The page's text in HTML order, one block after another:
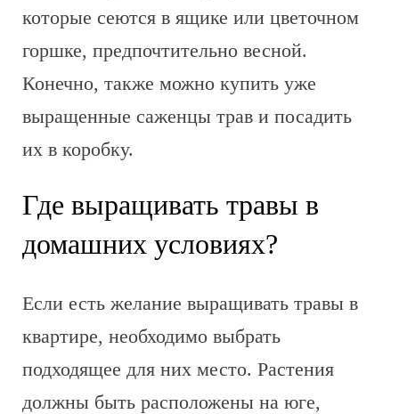
которые сеются в ящике или цветочном
горшке, предпочтительно весной.
Конечно, также можно купить уже
выращенные саженцы трав и посадить
их в коробку.
Где выращивать травы в
домашних условиях?
Если есть желание выращивать травы в
квартире, необходимо выбрать
подходящее для них место. Растения
должны быть расположены на юге,